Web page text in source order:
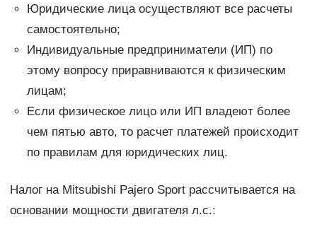
Юридические лица осуществляют все расчеты
самостоятельно;
Индивидуальные предприниматели (ИП) по
этому вопросу приравниваются к физическим
лицам;
Если физическое лицо или ИП владеют более
чем пятью авто, то расчет платежей происходит
по правилам для юридических лиц.
Налог на Mitsubishi Pajero Sport рассчитывается на
основании мощности двигателя л.с.: